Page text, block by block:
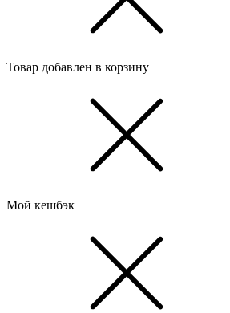
Товар добавлен в корзину
Мой кешбэк